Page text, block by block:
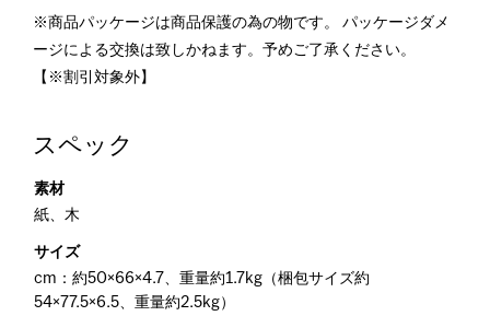
※商品パッケージは商品保護の為の物です。 パッケージダメ
ージによる交換は致しかねます。予めご了承ください。
【※割引対象外】
スペック
素材
紙、木
サイズ
cm：約50×66×4.7、重量約1.7kg（梱包サイズ約
54×77.5×6.5、重量約2.5kg）